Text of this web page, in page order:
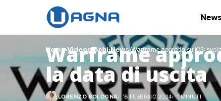
Home Videogiochi News Warframe approda su iOS:
Warframe
la data di uscita
LORENZO BOLOGNA 18 FEBBRAIO 2024 1 MINUTI